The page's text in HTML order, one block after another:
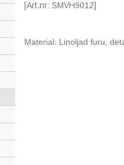
[Art.nr: SMVH9012]
Material: Linoljad furu,